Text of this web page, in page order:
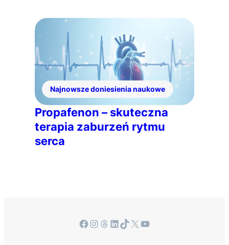
Najnowsze doniesienia naukowe
Propafenon – skuteczna
terapia zaburzeń rytmu
serca
Facebook InstagramThreads LinkedIn TikTok X YouTube